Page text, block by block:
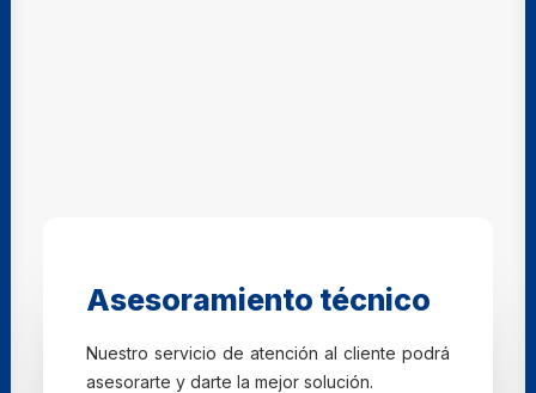
Asesoramiento técnico
Nuestro servicio de atención al cliente podrá
asesorarte y darte la mejor solución.